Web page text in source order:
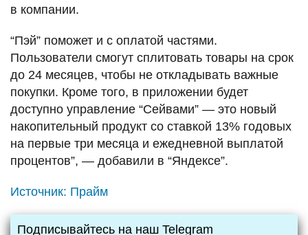
в компании.
“Пэй” поможет и с оплатой частями.
Пользователи смогут сплитовать товары на срок
до 24 месяцев, чтобы не откладывать важные
покупки. Кроме того, в приложении будет
доступно управление “Сейвами” — это новый
накопительный продукт со ставкой 13% годовых
на первые три месяца и ежедневной выплатой
процентов”, — добавили в “Яндексе”.
Источник: Прайм
Подписывайтесь на наш Telegram